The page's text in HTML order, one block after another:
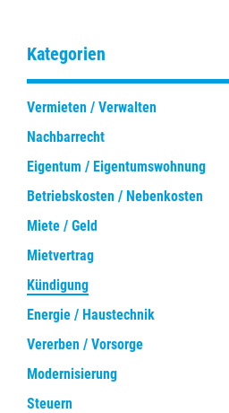
Kategorien
Vermieten / Verwalten
Nachbarrecht
Eigentum / Eigentumswohnung
Betriebskosten / Nebenkosten
Miete / Geld
Mietvertrag
Kündigung
Energie / Haustechnik
Vererben / Vorsorge
Modernisierung
Steuern